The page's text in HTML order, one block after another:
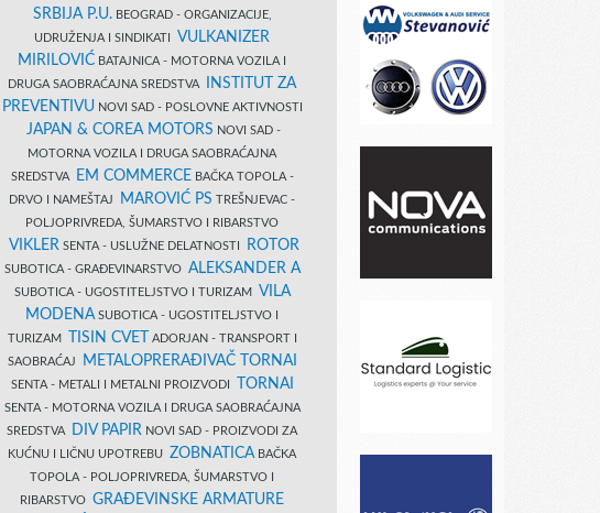
SRBIJA P.U.BEOGRAD - ORGANIZACIJE,
UDRUŽENJA I SINDIKATI VULKANIZER
MIRILOVIĆ BATAJNICA - MOTORNA VOZILA I
DRUGA SAOBRAĆAJNA SREDSTVA
INSTITUT ZA
PREVENTIVUNOVI SAD - POSLOVNE AKTIVNOSTI
JAPAN & COREA MOTORS NOVI SAD -
MOTORNA VOZILA I DRUGA SAOBRAĆAJNA
SREDSTVA
EM COMMERCE BAČKA TOPOLA -
DRVO I NAMEŠTAJ
MAROVIĆ PS TREŠNJEVAC -
POLJOPRIVREDA, ŠUMARSTVO I RIBARSTVO
VIKLER SENTA - USLUŽNE DELATNOSTI ROTOR
SUBOTICA - GRAĐEVINARSTVO ALEKSANDER A
SUBOTICA - UGOSTITELJSTVO I TURIZAM VILA
MODENA SUBOTICA - UGOSTITELJSTVO I
TURIZAM
TISIN CVET
ADORJAN - TRANSPORT I
SAOBRAĆAJ
METALOPRERAĐIVAČ TORNAI
SENTA - METALI I METALNI PROIZVODI TORNAI
SENTA - MOTORNA VOZILA I DRUGA SAOBRAĆAJNA
SREDSTVA
DIV PAPIR NOVI SAD - PROIZVODI ZA
KUĆNU I LIČNU UPOTREBU ZOBNATICA BAČKA
TOPOLA - POLJOPRIVREDA, ŠUMARSTVO I
RIBARSTVO GRAĐEVINSKE ARMATURE